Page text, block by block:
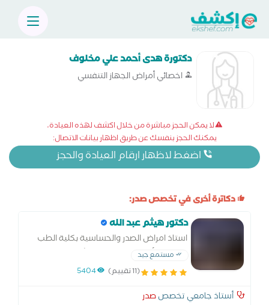
دكتورة هدى أحمد علي مخلوف
اخصائي أمراض الجهاز التنفسي
لا يمكن الحجز مباشرة من خلال اكشف لهذه العيادة،
يمكنك الحجز بنفسك عن طريق اظهار بيانات الاتصال:
اضغط لاظهار ارقام العيادة والحجز
دكاترة أخرى في تخصص صدر:
دكتور هيثم عبد الله
استاذ امراض الصدر والحساسية بكلية الطب
دكتوراه الأمراض الصدرية استشاري العناية
المركزة والمناظير
مستمع جيد
(11 تقييم) 5404
أستاذ جامعي تخصصصدر